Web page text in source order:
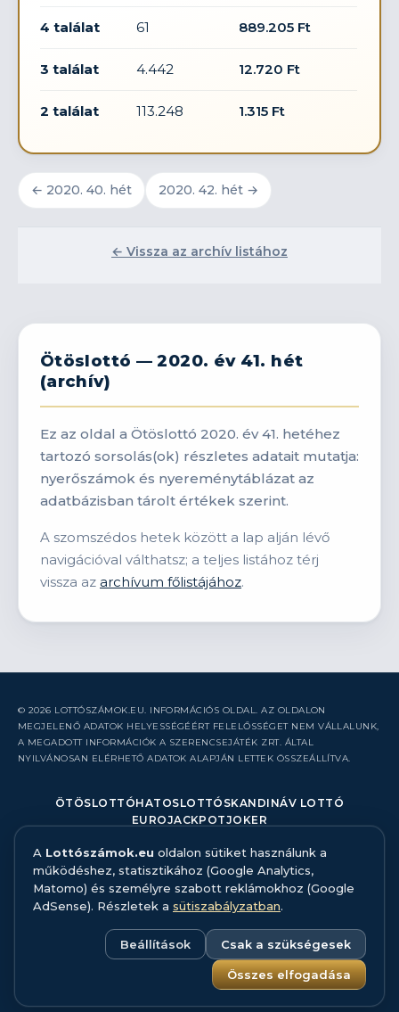
4 találat 61 889.205 Ft
3 találat 4.442 12.720 Ft
2 találat 113.248 1.315 Ft
← 2020. 40. hét 2020. 42. hét →
← Vissza az archív listához
Ötöslottó — 2020. év 41. hét
(archív)
Ez az oldal a Ötöslottó 2020. év 41. hetéhez
tartozó sorsolás(ok) részletes adatait mutatja:
nyerőszámok és nyereménytáblázat az
adatbázisban tárolt értékek szerint.
A szomszédos hetek között a lap alján lévő
navigációval válthatsz; a teljes listához térj
vissza az archívum főlistájához.
© 2026 LOTTÓSZÁMOK.EU. INFORMÁCIÓS OLDAL. AZ OLDALON
MEGJELENŐ ADATOK HELYESSÉGÉÉRT FELELŐSSÉGET NEM VÁLLALUNK,
A MEGADOTT INFORMÁCIÓK A SZERENCSEJÁTÉK ZRT. ÁLTAL
NYILVÁNOSAN ELÉRHETŐ ADATOK ALAPJÁN LETTEK ÖSSZEÁLLÍTVA.
ÖTÖSLOTTÓHATOSLOTTÓ SKANDINÁV LOTTÓ
EUROJACKPOTJOKER
RÓLUNK
KAPCSOLAT
HIBABEJELENTÉS
ADATFORRÁS ÉS MÓDSZERTAN
ADATKEZELÉS
SÜTISZABÁLYZAT
A Lottószámok.eu oldalon sütiket használunk a
működéshez, statisztikához (Google Analytics,
Matomo) és személyre szabott reklámokhoz (Google
AdSense). Részletek a sütiszabályzatban.
Beállítások Csak a szükségesek
Összes elfogadása